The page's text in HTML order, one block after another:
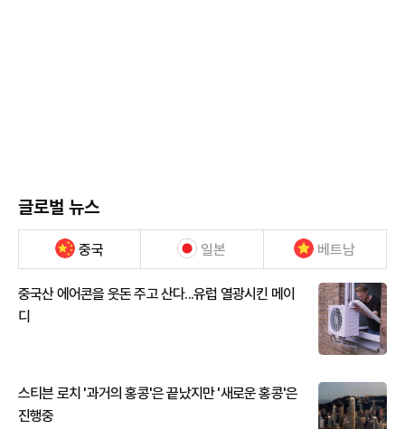
글로벌 뉴스
중국 일본 베트남
중국산 에어콘을 웃돈 주고 산다...유럽 열광시킨 메이
디
스티븐 로치 '과거의 홍콩'은 끝났지만 '새로운 홍콩'은
진행중